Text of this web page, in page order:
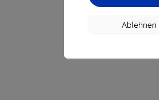
Ablehnen